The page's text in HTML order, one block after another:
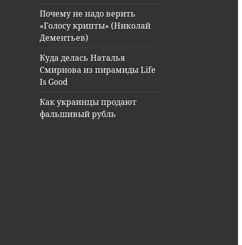
Почему не надо верить
«Голосу крипты» (Николай
Дементьев)
Куда делась Наталья
Смирнова из пирамиды Life
Is Good
Как украинцы продают
фальшивый рубль